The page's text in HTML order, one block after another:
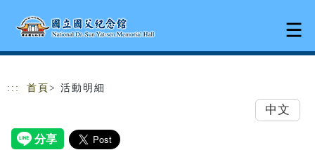
::: 首頁 > 活動明細
中文